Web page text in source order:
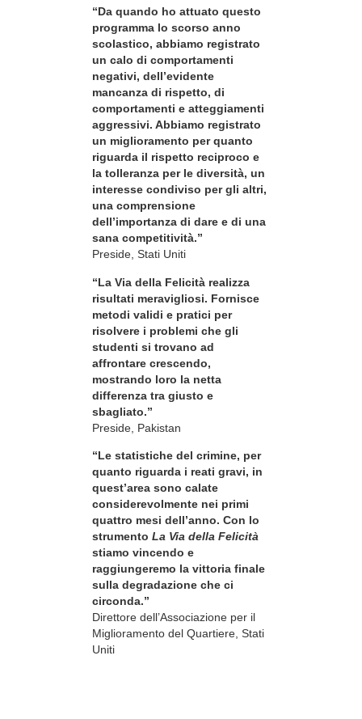
“Da quando ho attuato questo
programma lo scorso anno
scolastico, abbiamo registrato
un calo di comportamenti
negativi, dell’evidente
mancanza di rispetto, di
comportamenti e atteggiamenti
aggressivi. Abbiamo registrato
un miglioramento per quanto
riguarda il rispetto reciproco e
la tolleranza per le diversità, un
interesse condiviso per gli altri,
una comprensione
dell’importanza di dare e di una
sana competitività.”
Preside, Stati Uniti
“La Via della Felicità realizza
risultati meravigliosi. Fornisce
metodi validi e pratici per
risolvere i problemi che gli
studenti si trovano ad
affrontare crescendo,
mostrando loro la netta
differenza tra giusto e
sbagliato.”
Preside, Pakistan
“Le statistiche del crimine, per
quanto riguarda i reati gravi, in
quest’area sono calate
considerevolmente nei primi
quattro mesi dell’anno. Con lo
strumento La Via della Felicità
stiamo vincendo e
raggiungeremo la vittoria finale
sulla degradazione che ci
circonda.”
Direttore dell’Associazione per il
Miglioramento del Quartiere, Stati
Uniti